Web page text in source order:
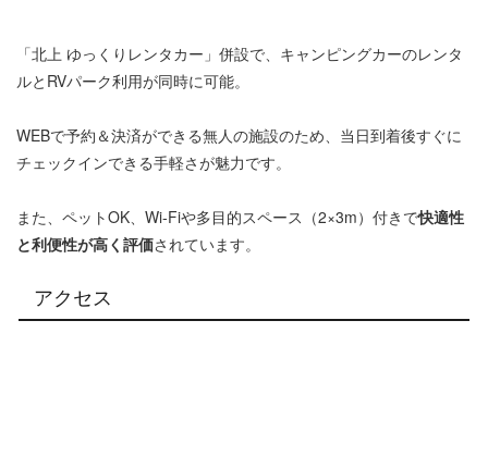
「北上 ゆっくりレンタカー」併設で、キャンピングカーのレンタ
ルとRVパーク利用が同時に可能。
WEBで予約＆決済ができる無人の施設のため、当日到着後すぐに
チェックインできる手軽さが魅力です。
また、ペットOK、Wi‑Fiや多目的スペース（2×3m）付きで快適性
と利便性が高く評価されています。
アクセス